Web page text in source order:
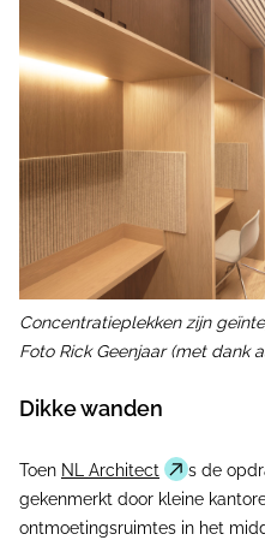
Concentratieplekken zijn
Foto Rick Geenjaar (met dank
Dikke wanden
Toen NL Architect
s de
gekenmerkt door kleine
ontmoetingsruimtes in het